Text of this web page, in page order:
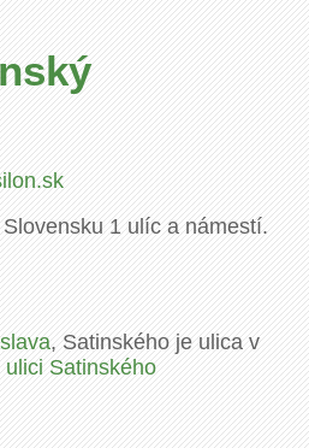
1 ulíc a námestí.
, Satinského je ulica v
ulici Satinského